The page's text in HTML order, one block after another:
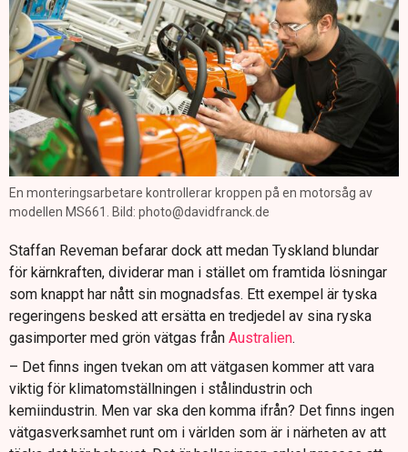
En monteringsarbetare kontrollerar kroppen på en motorsåg av
modellen MS661. Bild: photo@davidfranck.de
Staffan Reveman befarar dock att medan Tyskland blundar
för kärnkraften, dividerar man i stället om framtida lösningar
som knappt har nått sin mognadsfas. Ett exempel är tyska
regeringens besked att ersätta en tredjedel av sina ryska
gasimporter med grön vätgas från Australien.
– Det finns ingen tvekan om att vätgasen kommer att vara
viktig för klimatomställningen i stålindustrin och
kemiindustrin. Men var ska den komma ifrån? Det finns ingen
vätgasverksamhet runt om i världen som är i närheten av att